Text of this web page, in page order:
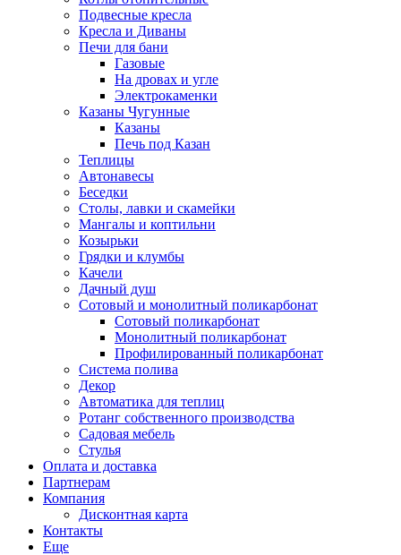
Подвесные кресла
Кресла и Диваны
Печи для бани
Газовые
На дровах и угле
Электрокаменки
Казаны Чугунные
Казаны
Печь под Казан
Теплицы
Автонавесы
Беседки
Столы, лавки и скамейки
Мангалы и коптильни
Козырьки
Грядки и клумбы
Качели
Дачный душ
Сотовый и монолитный поликарбонат
Сотовый поликарбонат
Монолитный поликарбонат
Профилированный поликарбонат
Система полива
Декор
Автоматика для теплиц
Ротанг собственного производства
Садовая мебель
Стулья
Оплата и доставка
Партнерам
Компания
Дисконтная карта
Контакты
Еще